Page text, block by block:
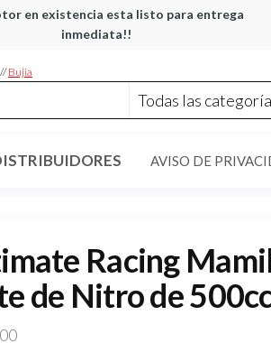
en existencia esta listo para entrega
inmediata!!
//Bujia
AVISO DE
Racing
de Nitro de